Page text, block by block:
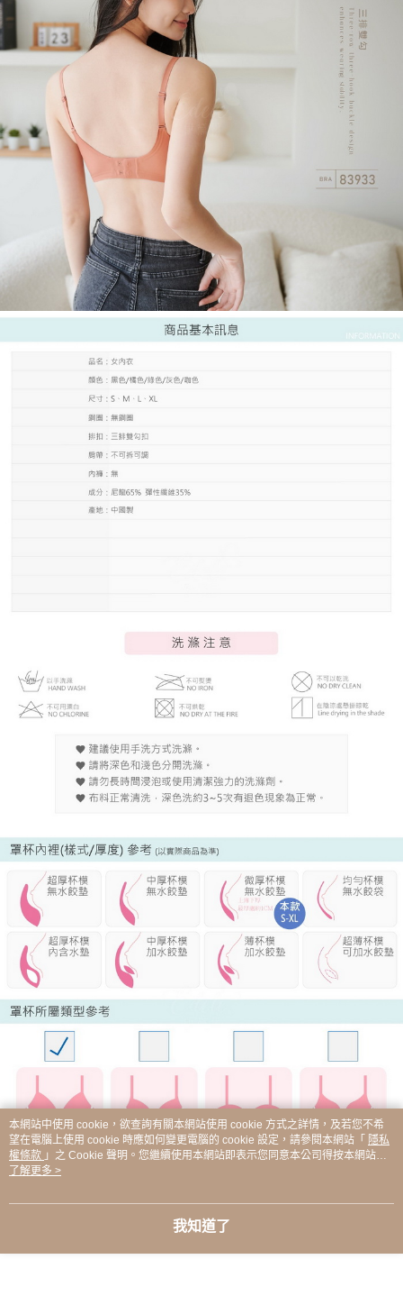
本網站中使用 cookie，欲查詢有關本網站使用 cookie 方式之詳情，及若您不希
望在電腦上使用 cookie 時應如何變更電腦的 cookie 設定，請參閱本網站「 隱私
權條款 」之 Cookie 聲明。您繼續使用本網站即表示您同意本公司得按本網站使
用條款之 Cookie 聲明使用 cookie。
了解更多 >
我知道了